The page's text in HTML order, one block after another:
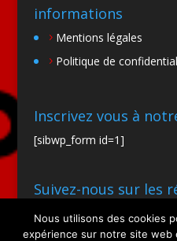
informations
Mentions légales
Politique de
Inscrivez vous à
[sibwp_form id=1]
Suivez-nous sur les
Nous utilisons des cookies
expérience sur notre site web